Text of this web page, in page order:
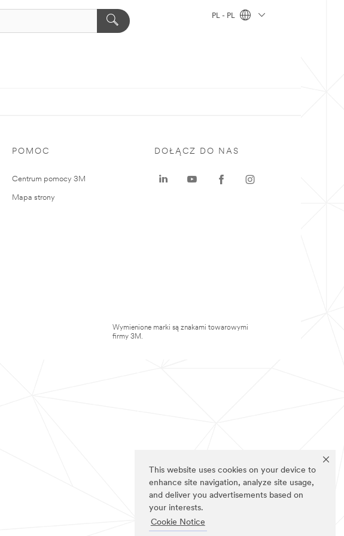
This website uses cookies on your device to
enhance site navigation, analyze site usage,
and deliver you advertisements based on
your interests.
Cookie Notice
PL - PL
POMOC
Centrum pomocy 3M
Mapa strony
DOŁĄCZ DO NAS
Wymienione marki są znakami towarowymi
firmy 3M.